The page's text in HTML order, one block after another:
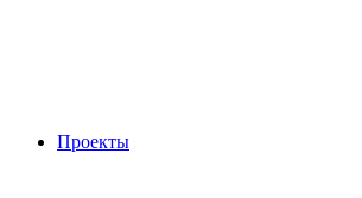
Проекты